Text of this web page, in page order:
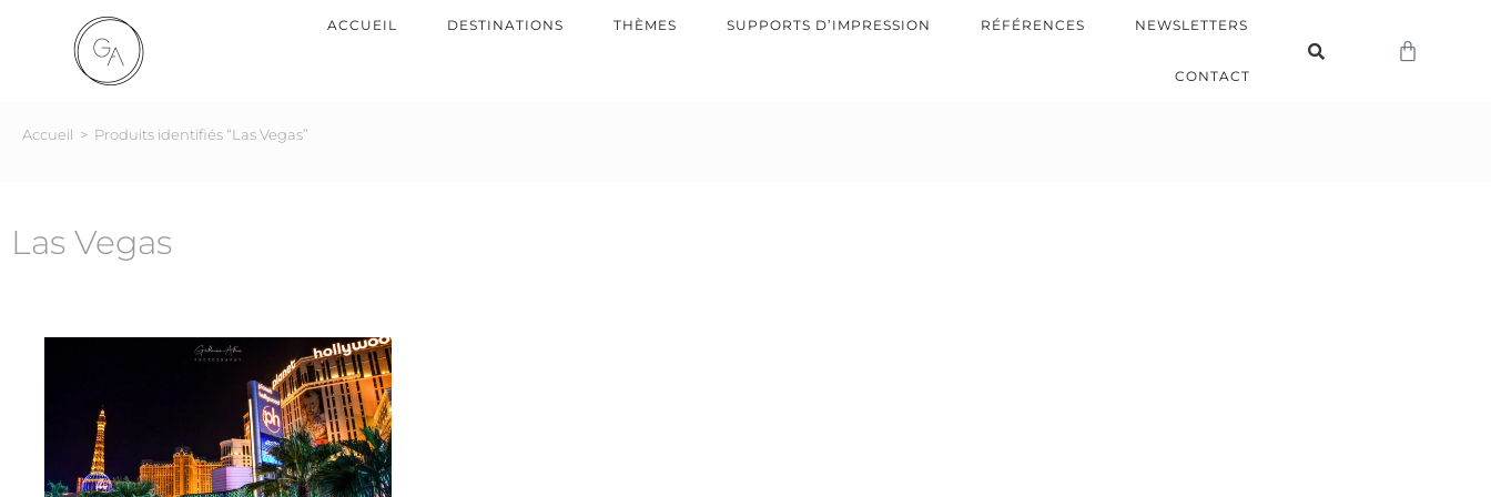
ACCUEIL DESTINATIONS THÈMES SUPPORTS D’IMPRESSION RÉFÉRENCES NEWSLETTERS
CONTACT
Accueil > Produits identifiés “Las Vegas”
Las Vegas